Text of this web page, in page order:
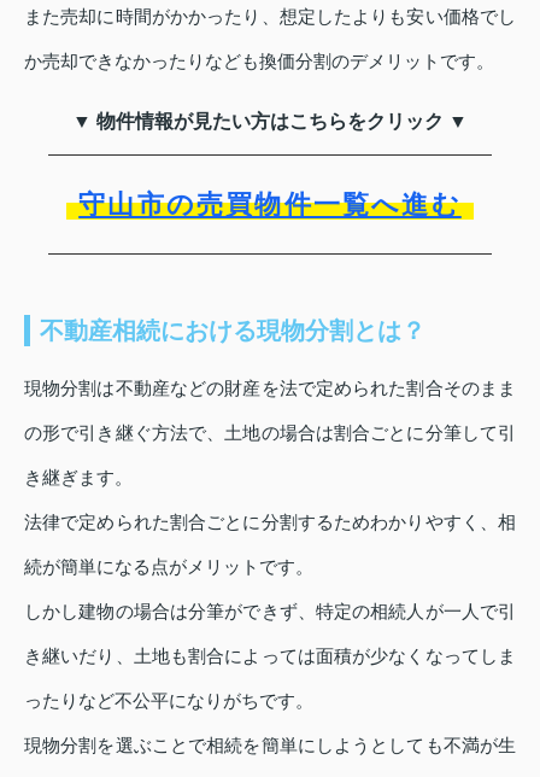
また売却に時間がかかったり、想定したよりも安い価格でし
か売却できなかったりなども換価分割のデメリットです。
▼ 物件情報が見たい方はこちらをクリック ▼
守山市の売買物件一覧へ進む
不動産相続における現物分割とは？
現物分割は不動産などの財産を法で定められた割合そのまま
の形で引き継ぐ方法で、土地の場合は割合ごとに分筆して引
き継ぎます。
法律で定められた割合ごとに分割するためわかりやすく、相
続が簡単になる点がメリットです。
しかし建物の場合は分筆ができず、特定の相続人が一人で引
き継いだり、土地も割合によっては面積が少なくなってしま
ったりなど不公平になりがちです。
現物分割を選ぶことで相続を簡単にしようとしても不満が生